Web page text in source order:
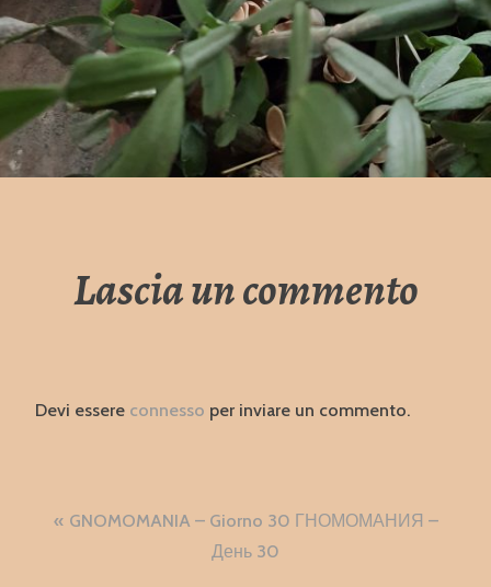
Lascia un commento
Devi essere connesso per inviare un commento.
Navigazione
GNOMOMANIA – Giorno 30 ГНОМОМАНИЯ –
День 30